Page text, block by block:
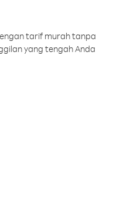
tarif murah tanpa
yang tengah Anda